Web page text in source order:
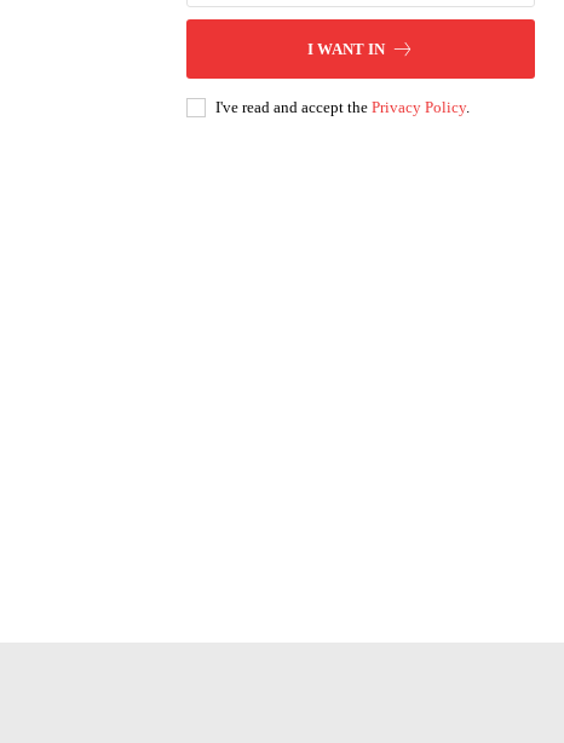
I WANT IN
I've read and accept the Privacy Policy.